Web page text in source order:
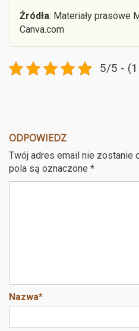
Źródła: Materiały prasowe
Canva.com
5/5 - (1
ODPOWIEDZ
Twój adres email nie zostanie
pola są oznaczone *
Nazwa*